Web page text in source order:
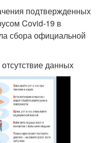
подтвержденных
Covid-19 в
сбора официальной
данных